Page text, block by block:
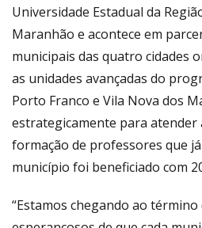
Universidade Estadual da
Maranhão e acontece em
municipais das quatro cidades
as unidades avançadas do
Porto Franco e Vila Nova dos
estrategicamente para atender
formação de professores que
município foi beneficiado com
“Estamos chegando ao término